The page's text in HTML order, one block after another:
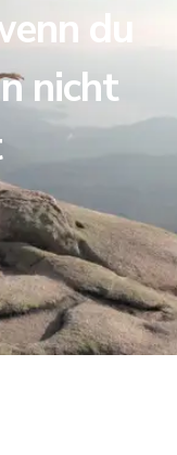
du
nicht